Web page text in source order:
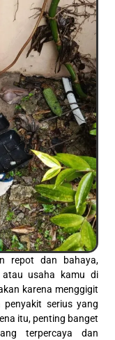
repot dan bahaya,
usaha kamu di
karena menggigit
serius yang
itu, penting banget
terpercaya dan